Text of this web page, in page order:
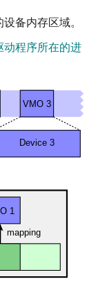
备内存区域。
动程序所在的进